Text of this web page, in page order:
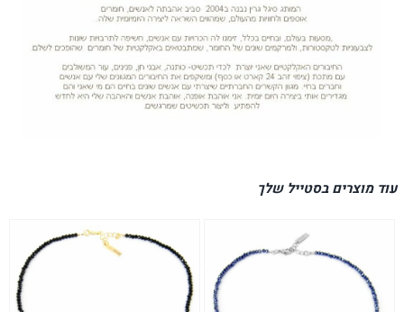
עוד מוצרים בסטייל שלך